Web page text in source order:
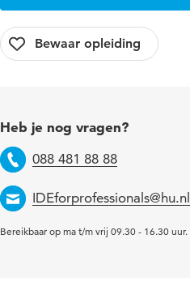
Heb je nog vragen?
Telefoon
088 481 88 88
Email
IDEforprofessionals@hu.nl
Bereikbaar op ma t/m vrij 09.30 - 16.30 uur.